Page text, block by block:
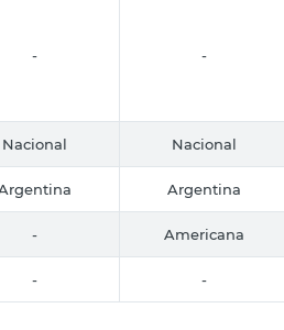
- -
Nacional Nacional
Argentina
- Americana
- -